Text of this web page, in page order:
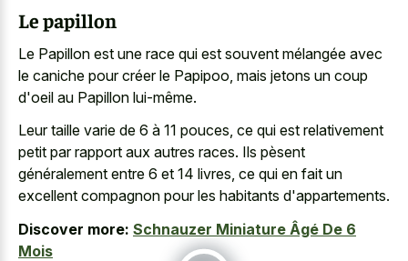
Le papillon
Le Papillon est une race qui est souvent mélangée avec
le caniche pour créer le Papipoo, mais jetons un coup
d'oeil au Papillon lui-même.
Leur taille varie de 6 à 11 pouces, ce qui est relativement
petit par rapport aux autres races. Ils pèsent
généralement entre 6 et 14 livres, ce qui en fait un
excellent compagnon pour les habitants d'appartements.
Discover more: Schnauzer Miniature Âgé De 6
Mois